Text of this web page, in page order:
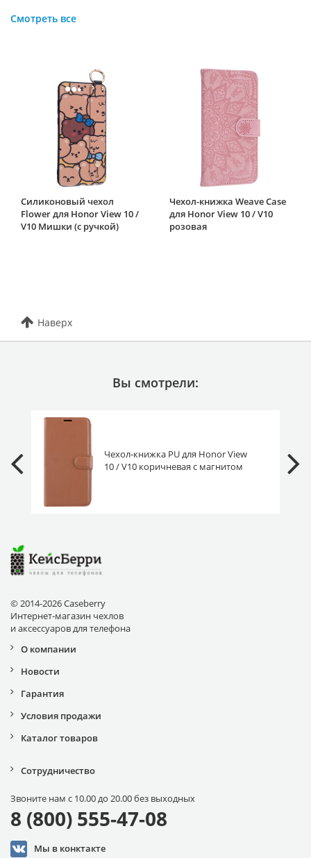
Смотреть все
Силиконовый чехол
Flower для Honor View 10 /
V10 Мишки (с ручкой)
Чехол-книжка Weave Case
для Honor View 10 / V10
розовая
Наверх
Вы смотрели:
Чехол-книжка PU для Honor View
10 / V10 коричневая с магнитом
© 2014-2026 Caseberry
Интернет-магазин чехлов
и аксессуаров для телефона
О компании
Новости
Гарантия
Условия продажи
Каталог товаров
Сотрудничество
Звоните нам с 10.00 до 20.00 без выходных
8 (800) 555-47-08
Мы в конктакте